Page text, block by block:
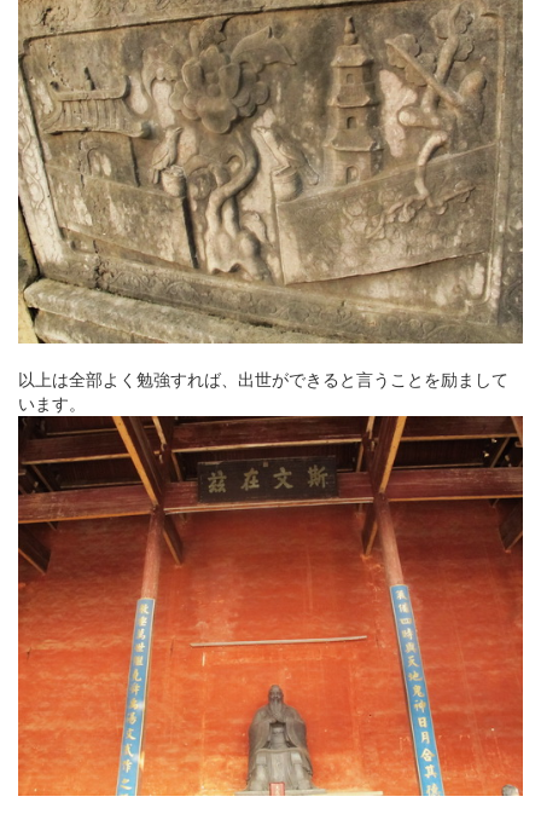
以上は全部よく勉強すれば、出世ができると言うことを励まして
います。